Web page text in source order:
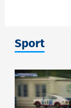
Sport